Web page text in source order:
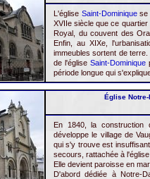
L'église Saint-Dominiquese
XVIIe siècle que ce
Royal, du couvent des
Enfin, au XIXe,
immeubles sortent de
de l'église Saint-Dominique
période longue qui
Église Notre-
En 1840, la construction
développe le village de
qui s'y trouve est
secours, rattachée à
Elle devient paroisse en
D'abord dédiée à Notre-